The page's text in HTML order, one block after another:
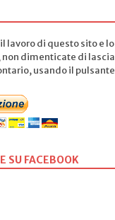
lavoro di questo sito e
dimenticate di
usando il
SU FACEBOOK